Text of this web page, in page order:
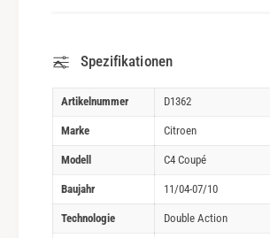
Spezifikationen
Artikelnummer D1362
Marke Citroen
Modell C4 Coupé
Baujahr 11/04-07/10
Technologie Double Action